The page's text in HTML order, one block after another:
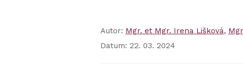
Autor: Mgr. et Mgr. Irena Lišková
Datum: 22. 03. 2024